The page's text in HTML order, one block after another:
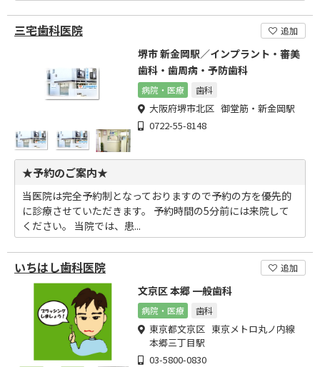
三宅歯科医院 追加
堺市 新金岡駅／インプラント・審美
歯科・歯周病・予防歯科
病院・医療 歯科
大阪府堺市北区 御堂筋・新金岡駅
0722-55-8148
★予約のご案内★
当医院は完全予約制となっておりますので予約の方を優先的
に診療させていただきます。 予約時間の5分前には来院して
ください。 当院では、患...
いちはし歯科医院 追加
文京区 本郷 一般歯科
病院・医療 歯科
東京都文京区 東京メトロ丸ノ内線
本郷三丁目駅
03-5800-0830